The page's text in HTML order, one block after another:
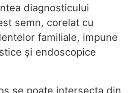
diagnosticului
semn, corelat cu
familiale, impune
și endoscopice
se poate intersecta din